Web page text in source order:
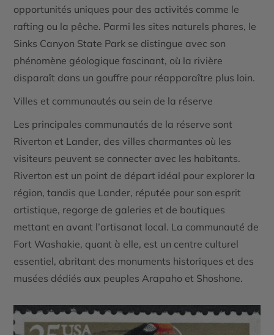
opportunités uniques pour des activités comme le
rafting ou la pêche. Parmi les sites naturels phares, le
Sinks Canyon State Park se distingue avec son
phénomène géologique fascinant, où la rivière
disparaît dans un gouffre pour réapparaître plus loin.
Villes et communautés au sein de la réserve
Les principales communautés de la réserve sont
Riverton et Lander, des villes charmantes où les
visiteurs peuvent se connecter avec les habitants.
Riverton est un point de départ idéal pour explorer la
région, tandis que Lander, réputée pour son esprit
artistique, regorge de galeries et de boutiques
mettant en avant l’artisanat local. La communauté de
Fort Washakie, quant à elle, est un centre culturel
essentiel, abritant des monuments historiques et des
musées dédiés aux peuples Arapaho et Shoshone.